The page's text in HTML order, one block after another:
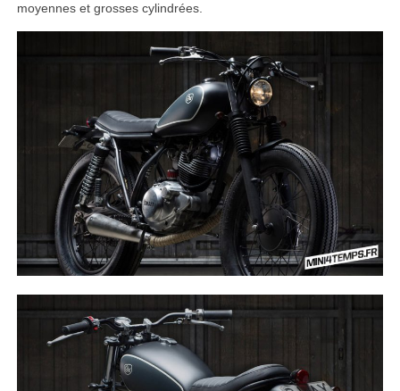
moyennes et grosses cylindrées.